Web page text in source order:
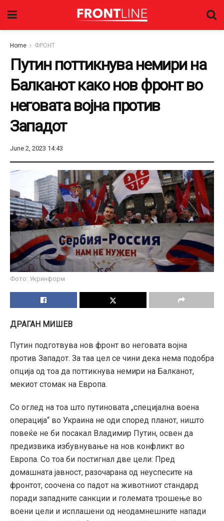
Home ФРОНТ
Путин поттикнува немири на
Балканот како нов фронт во
неговата војна против
Западот
June 2, 2023 14:43
Фото: Укринформ
ДРАГАН МИШЕВ
Путин подготвува нов фронт во неговата војна
против Западот. За таа цел се чини дека нема подобра
опција од тоа да поттикнува немири на Балканот,
мекиот стомак на Европа.
Со оглед на тоа што путиновата „специјална воена
операција“ во Украина не оди според планот, ништо
повеќе не би посакал Владимир Путин, освен да
предизвика избувнување на нов конфликт во
Европа. Со тоа би постигнал две цели: Пред
домашната јавност, разочарана од неуспесите на
фронтот, соочена со падот на животниот стандард
поради западните санкции и големата трошење во
воени цели и исплашени од неодамнешните напади